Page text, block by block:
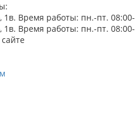
1в. Время работы: пн.-пт.
1в. Время работы: пн.-пт.